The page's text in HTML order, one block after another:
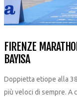
FIRENZE
BAYISA
Doppietta etiope alla
più veloci di sempre. A